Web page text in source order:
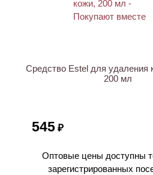
Средство Estel для удаления
200 мл
545 ₽
Оптовые цены доступны
зарегистрированных